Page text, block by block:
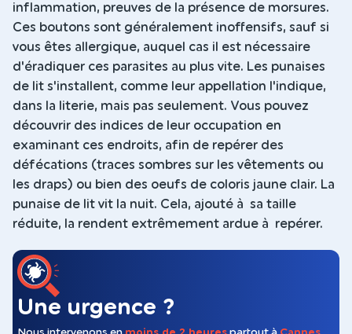
inflammation, preuves de la présence de morsures.
Ces boutons sont généralement inoffensifs, sauf si
vous êtes allergique, auquel cas il est nécessaire
d'éradiquer ces parasites au plus vite. Les punaises
de lit s'installent, comme leur appellation l'indique,
dans la literie, mais pas seulement. Vous pouvez
découvrir des indices de leur occupation en
examinant ces endroits, afin de repérer des
défécations (traces sombres sur les vêtements ou
les draps) ou bien des oeufs de coloris jaune clair. La
punaise de lit vit la nuit. Cela, ajouté à sa taille
réduite, la rendent extrêmement ardue à repérer.
Une urgence ?
moins de 2 heures
Cannes